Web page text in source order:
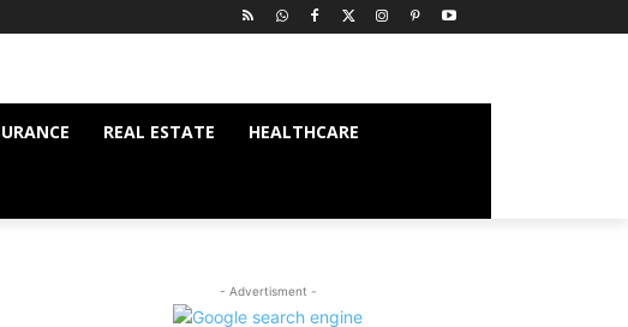
REAL ESTATE HEALTHCARE
- Advertisment -